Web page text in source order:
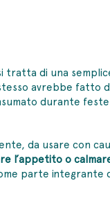
tratta di una
avrebbe fatto
durante
da usare con
l’appetito o
parte integrante